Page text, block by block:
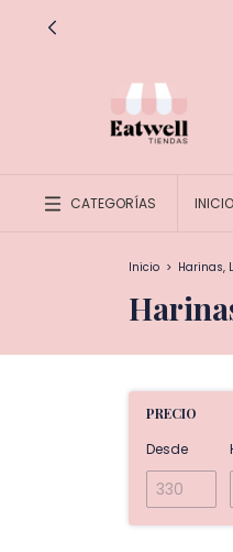
CATEGORÍAS INICIO
Inicio > Harinas,
PRECIO
Desde